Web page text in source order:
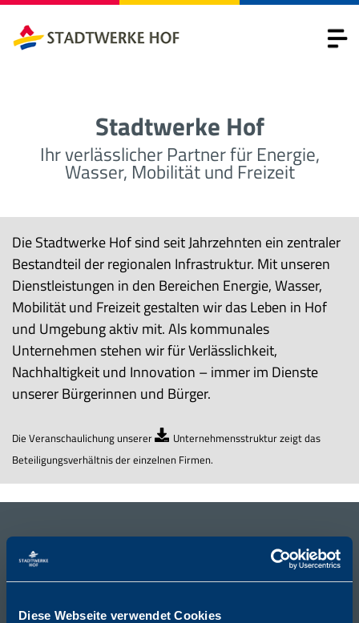
Diese Webseite verwendet Cookies
Stadtwerke Hof
Ihr verlässlicher Partner für Energie,
Wasser, Mobilität und Freizeit
Die Stadtwerke Hof sind seit Jahrzehnten ein zentraler
Bestandteil der regionalen Infrastruktur. Mit unseren
Dienstleistungen in den Bereichen Energie, Wasser,
Mobilität und Freizeit gestalten wir das Leben in Hof
und Umgebung aktiv mit. Als kommunales
Unternehmen stehen wir für Verlässlichkeit,
Nachhaltigkeit und Innovation – immer im Dienste
unserer Bürgerinnen und Bürger.
Die Veranschaulichung unserer Unternehmensstrukturzeigt das
Beteiligungsverhältnis der einzelnen Firmen.
Jahresabschlüsse
Die Jahresabschlüsse des Konzerns der Stadtwerke